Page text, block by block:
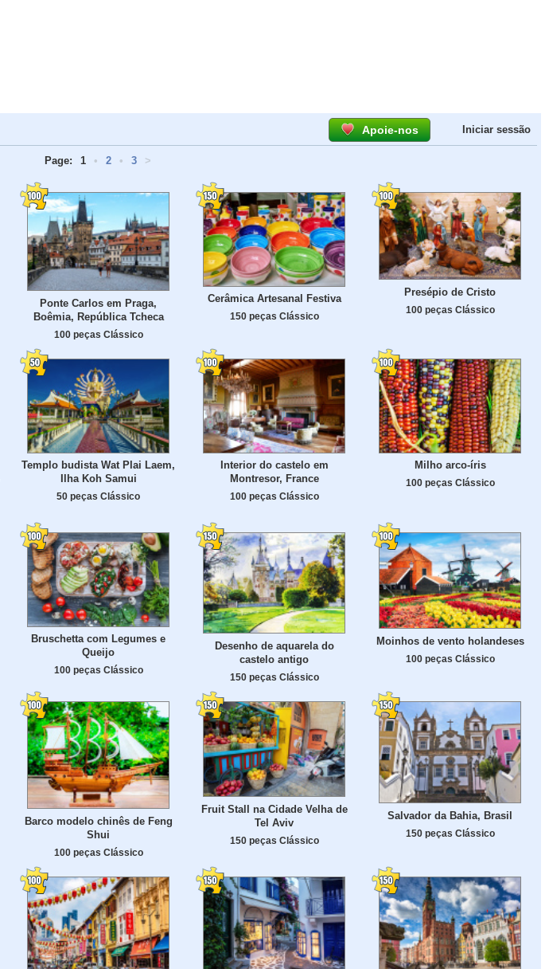
Apoie-nos Iniciar sessão
Page: 1 • 2 • 3 >
Ponte Carlos em Praga,
Boêmia, República Tcheca
100 peças Clássico
Cerâmica Artesanal Festiva
150 peças Clássico
Presépio de Cristo
100 peças Clássico
Templo budista Wat Plai Laem,
Ilha Koh Samui
50 peças Clássico
Interior do castelo em
Montresor, France
100 peças Clássico
Milho arco-íris
100 peças Clássico
Bruschetta com Legumes e
Queijo
100 peças Clássico
Desenho de aquarela do
castelo antigo
150 peças Clássico
Moinhos de vento holandeses
100 peças Clássico
Barco modelo chinês de Feng
Shui
100 peças Clássico
Fruit Stall na Cidade Velha de
Tel Aviv
150 peças Clássico
Salvador da Bahia, Brasil
150 peças Clássico